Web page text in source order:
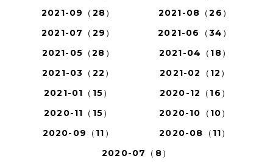
2021-09（28）
2021-08（26）
2021-07（29）
2021-06（34）
2021-05（28）
2021-04（18）
2021-03（22）
2021-02（12）
2021-01（15）
2020-12（16）
2020-11（15）
2020-10（10）
2020-09（11）
2020-08（11）
2020-07（8）